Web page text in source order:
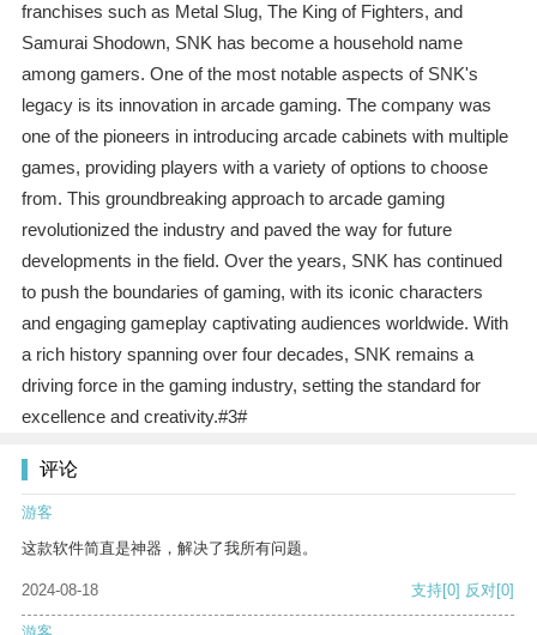
franchises such as Metal Slug, The King of Fighters, and
Samurai Shodown, SNK has become a household name
among gamers. One of the most notable aspects of SNK's
legacy is its innovation in arcade gaming. The company was
one of the pioneers in introducing arcade cabinets with multiple
games, providing players with a variety of options to choose
from. This groundbreaking approach to arcade gaming
revolutionized the industry and paved the way for future
developments in the field. Over the years, SNK has continued
to push the boundaries of gaming, with its iconic characters
and engaging gameplay captivating audiences worldwide. With
a rich history spanning over four decades, SNK remains a
driving force in the gaming industry, setting the standard for
excellence and creativity.#3#
评论
游客
这款软件简直是神器，解决了我所有问题。
2024-08-18 支持[0] 反对[0]